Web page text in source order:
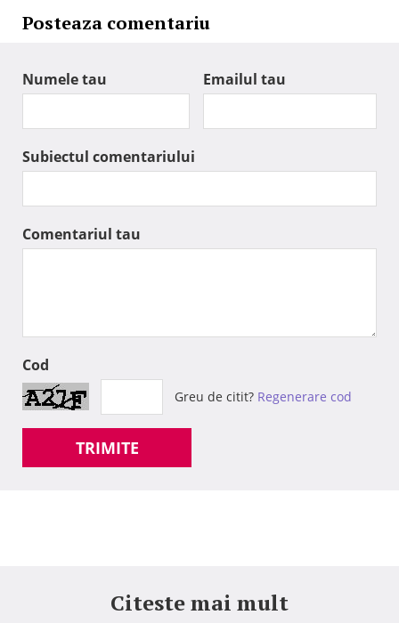
Posteaza comentariu
Numele tau Emailul tau
Subiectul comentariului
Comentariul tau
Cod
Greu de citit? Regenerare cod
TRIMITE
Citeste mai mult